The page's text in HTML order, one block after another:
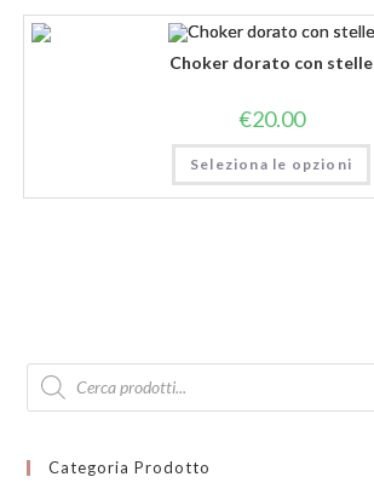
Choker dorato con stelle
€20.00
Seleziona le opzioni
Products
search
Categoria Prodotto